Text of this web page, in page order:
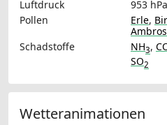
Luftdruck
953 hPa
Pollen
Erle,
Schadstoffe
NH3,
SO2
Wetteranimationen